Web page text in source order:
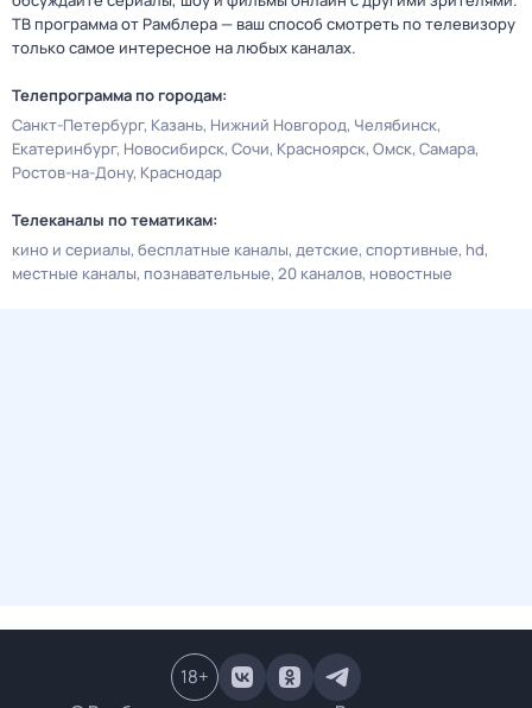
ТВ программа от Рамблера — ваш способ смотреть по телевизору
только самое интересное на любых каналах.
Телепрограмма по городам:
Санкт-Петербург Казань Нижний Новгород Челябинск
Екатеринбург Новосибирск Сочи Красноярск Омск Самара
Ростов-на-Дону Краснодар
Телеканалы по тематикам:
кино и сериалы бесплатные каналы детские спортивные hd
местные каналы познавательные 20 каналов новостные
18+